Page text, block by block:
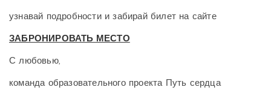
узнавай подробности и забирай билет на сайте
ЗАБРОНИРОВАТЬ МЕСТО
С любовью,
команда образовательного проекта Путь сердца